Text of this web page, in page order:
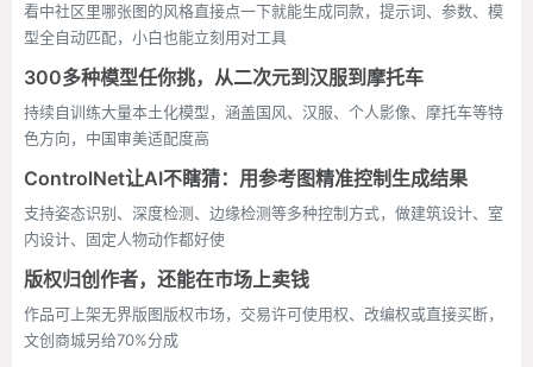
看中社区里哪张图的风格直接点一下就能生成同款，提示词、参数、模
型全自动匹配，小白也能立刻用对工具
300多种模型任你挑，从二次元到汉服到摩托车
持续自训练大量本土化模型，涵盖国风、汉服、个人影像、摩托车等特
色方向，中国审美适配度高
ControlNet让AI不瞎猜：用参考图精准控制生成结果
支持姿态识别、深度检测、边缘检测等多种控制方式，做建筑设计、室
内设计、固定人物动作都好使
版权归创作者，还能在市场上卖钱
作品可上架无界版图版权市场，交易许可使用权、改编权或直接买断，
文创商城另给70%分成